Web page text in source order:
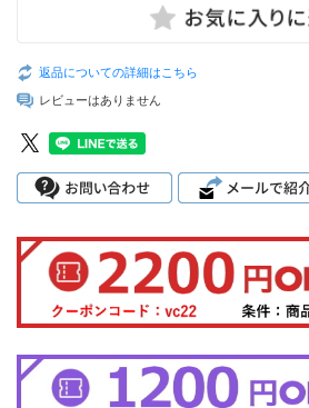
返品についての詳細はこちら
レビューはありません